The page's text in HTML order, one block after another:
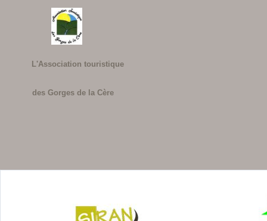
L'Association touristique
des Gorges de la Cère